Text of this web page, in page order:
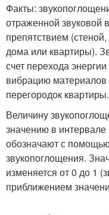
Факты:
отраженной звуковой
препятствием
дома или квартиры).
счет перехода
вибрацию материалов
перегородок квартиры.
Величину
значению в интервале
обозначают с
звукопоглощения.
изменяется от 0 до 1
приближением